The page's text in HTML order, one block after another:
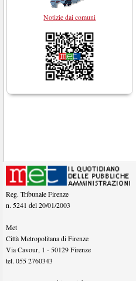
Notizie dai comuni
Reg. Tribunale Firenze
n. 5241 del 20/01/2003
Met
Città Metropolitana di Firenze
Via Cavour, 1 - 50129 Firenze
tel.055 2760343